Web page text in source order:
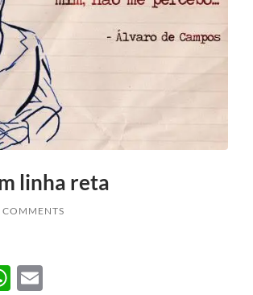
linha reta
COMMENTS
WhatsApp